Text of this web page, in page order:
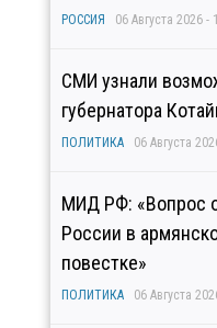
РОССИЯ 06 Августа 2026 -
СМИ узнали
губернатора
ПОЛИТИКА 06 Августа
МИД РФ: «Вопрос
России в
повестке»
ПОЛИТИКА 06 Августа